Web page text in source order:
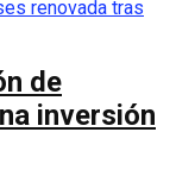
de
inversión